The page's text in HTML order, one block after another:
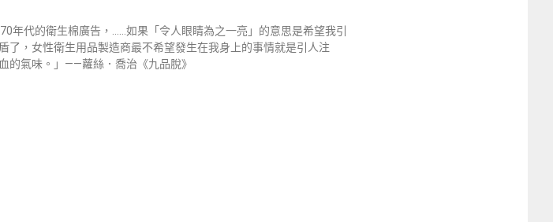
年代的衛生棉廣告，……如果「令人眼睛為之一亮」的意思是希望我引
了，女性衛生用品製造商最不希望發生在我身上的事情就是引人注
的氣味。」——蘿絲．喬治《九品脫》